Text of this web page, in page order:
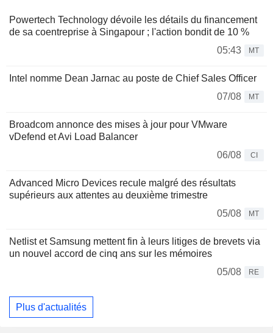
Powertech Technology dévoile les détails du financement
de sa coentreprise à Singapour ; l'action bondit de 10 %
05:43
MT
Intel nomme Dean Jarnac au poste de Chief Sales Officer
07/08
MT
Broadcom annonce des mises à jour pour VMware
vDefend et Avi Load Balancer
06/08
CI
Advanced Micro Devices recule malgré des résultats
supérieurs aux attentes au deuxième trimestre
05/08
MT
Netlist et Samsung mettent fin à leurs litiges de brevets via
un nouvel accord de cinq ans sur les mémoires
05/08
RE
Plus d'actualités